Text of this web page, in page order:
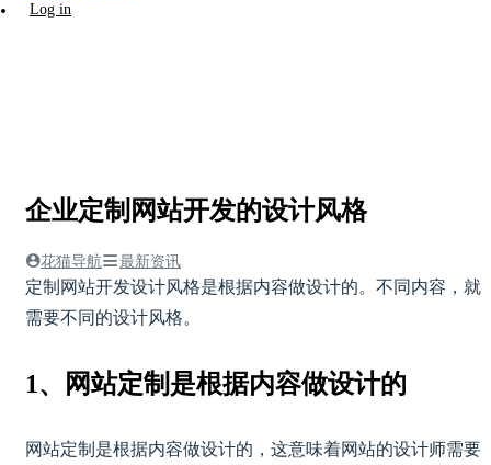
Log in
企业定制网站开发的设计风格
花猫导航 最新资讯
定制网站开发设计风格是根据内容做设计的。不同内容，就
需要不同的设计风格。
1、网站定制是根据内容做设计的
网站定制是根据内容做设计的，这意味着网站的设计师需要